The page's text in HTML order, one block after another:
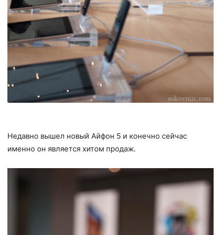
Недавно вышел новый Айфон 5 и конечно сейчас
именно он является хитом продаж.